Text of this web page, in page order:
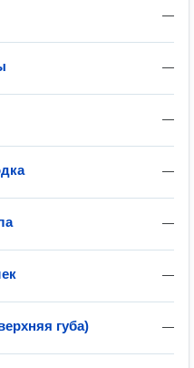
—
—
—
—
—
—
—
губа)